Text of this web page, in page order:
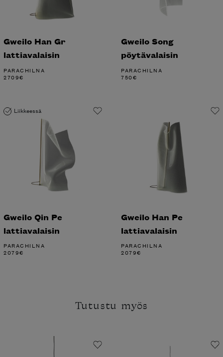
Gweilo Han Gr
lattiavalaisin
PARACHILNA
2709€
Gweilo Song
pöytävalaisin
PARACHILNA
750€
Liikkeessä
Gweilo Qin Pe
lattiavalaisin
PARACHILNA
2079€
Gweilo Han Pe
lattiavalaisin
PARACHILNA
2079€
Tutustu myös